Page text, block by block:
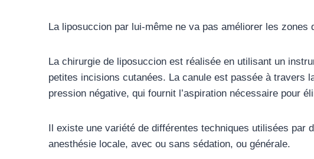
La liposuccion par lui-même ne va pas améliorer les zones
La chirurgie de liposuccion est réalisée en utilisant un
petites incisions cutanées. La canule est passée à travers
pression négative, qui fournit l’aspiration nécessaire pour
Il existe une variété de différentes techniques utilisées
anesthésie locale, avec ou sans sédation, ou générale.